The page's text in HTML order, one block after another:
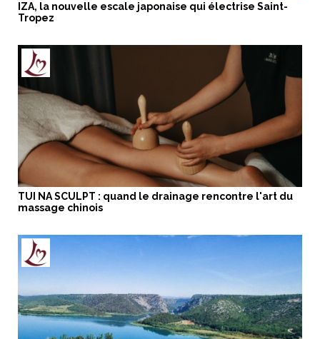
IZA, la nouvelle escale japonaise qui électrise Saint-
Tropez
TUI NA SCULPT : quand le drainage rencontre l'art du
massage chinois